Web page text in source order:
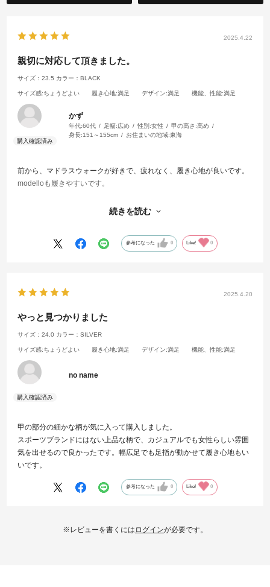
2025.4.22
親切に対応して頂きました。
サイズ：23.5 カラー：BLACK
サイズ感:ちょうどよい 履き心地:満足 デザイン:満足 機能、性能:満足
かず
年代:60代 足幅:広め 性別:女性 甲の高さ:高め
身長:151～155cm お住まいの地域:東海
前から、マドラスウォークが好きで、疲れなく、履き心地が良いです。
modelloも履きやすいです。
とにかく、マドラスの商品は、飽きないデザインなので、大フアンで
続きを読む
参考になった 0 Like! 0
2025.4.20
やっと見つかりました
サイズ：24.0 カラー：SILVER
サイズ感:ちょうどよい 履き心地:満足 デザイン:満足 機能、性能:満足
no name
甲の部分の細かな柄が気に入って購入しました。
スポーツブランドにはない上品な柄で、カジュアルでも女性らしい雰囲
気を出せるので良かったです。幅広足でも足指が動かせて履き心地もい
いです。
参考になった 0 Like! 0
※レビューを書くには ログインが必要です。